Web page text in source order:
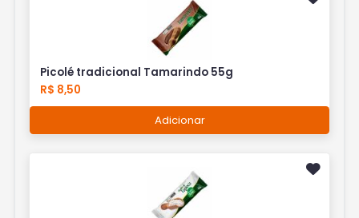
Picolé tradicional Tamarindo 55g
R$ 8,50
Adicionar